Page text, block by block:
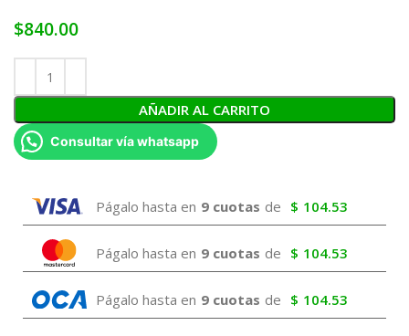
$840.00
AÑADIR AL CARRITO
Consultar vía whatsapp
Págalo hasta en 9 cuotas de $ 104.53
Págalo hasta en 9 cuotas de $ 104.53
Págalo hasta en 9 cuotas de $ 104.53